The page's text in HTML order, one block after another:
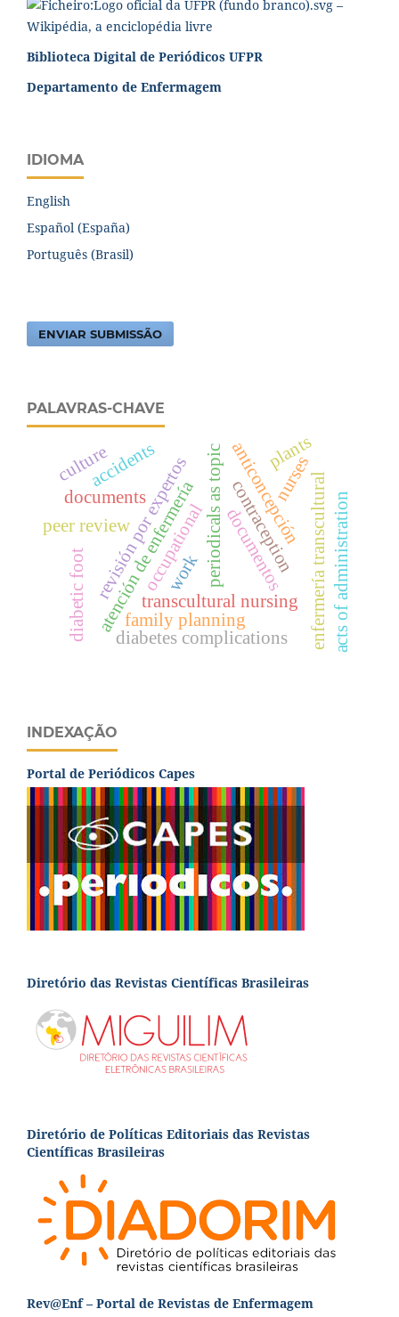
Biblioteca Digital de Periódicos UFPR
Departamento de Enfermagem
IDIOMA
English
Español (España)
Português (Brasil)
ENVIAR SUBMISSÃO
PALAVRAS-CHAVE
documentos
periodicals as topic
revisión por expertostranscultural nursing enfermería transcultural
atención de enfermería
family planning
contraception
anticoncepción
peer review
documents acts of administration
nurses
accidents
occupational
diabetic foot diabetes complications
culture plants
work
INDEXAÇÃO
Portal de Periódicos Capes
Diretório das Revistas Científicas Brasileiras
Diretório de Políticas Editoriais das Revistas
Científicas Brasileiras
Rev@Enf – Portal de Revistas de Enfermagem